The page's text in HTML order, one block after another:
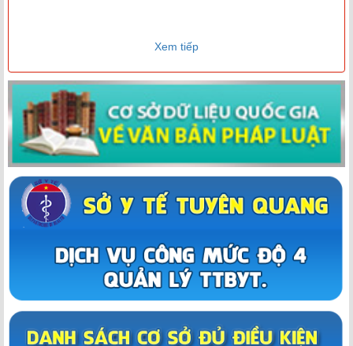
Xem tiếp